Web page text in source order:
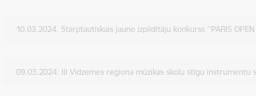
10.03.2024. Starptautiskais jauno izpildītāju konkurss ''PARIS
09.03.2024. III Vidzemes reģiona mūzikas skolu stīgu instrumentu